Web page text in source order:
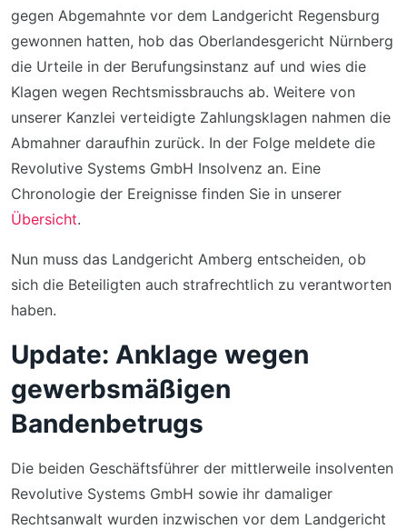
gegen Abgemahnte vor dem Landgericht Regensburg
gewonnen hatten, hob das Oberlandesgericht Nürnberg
die Urteile in der Berufungsinstanz auf und wies die
Klagen wegen Rechtsmissbrauchs ab. Weitere von
unserer Kanzlei verteidigte Zahlungsklagen nahmen die
Abmahner daraufhin zurück. In der Folge meldete die
Revolutive Systems GmbH Insolvenz an. Eine
Chronologie der Ereignisse finden Sie in unserer
Übersicht.
Nun muss das Landgericht Amberg entscheiden, ob
sich die Beteiligten auch strafrechtlich zu verantworten
haben.
Update: Anklage wegen
gewerbsmäßigen
Bandenbetrugs
Die beiden Geschäftsführer der mittlerweile insolventen
Revolutive Systems GmbH sowie ihr damaliger
Rechtsanwalt wurden inzwischen vor dem Landgericht